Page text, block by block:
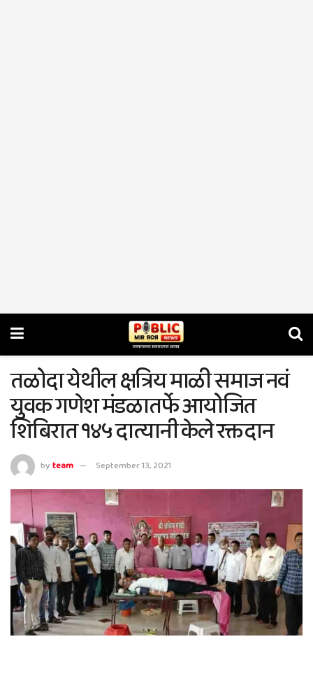
तळोदा येथील क्षत्रिय माळी समाज नवं
युवक गणेश मंडळातर्फे आयोजित
शिबिरात १४५ दात्यानी केले रक्तदान
byteam September 13, 2021